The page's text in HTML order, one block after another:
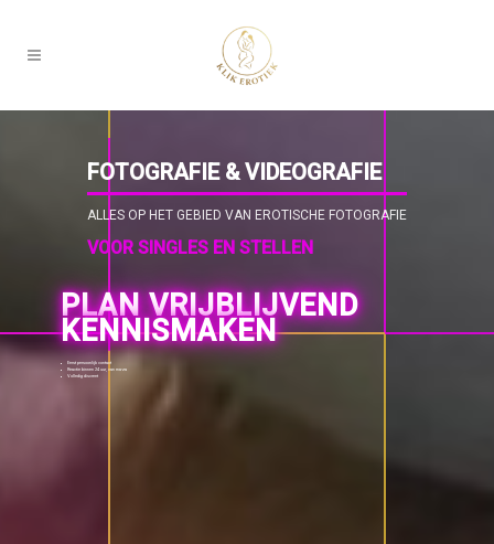
PLAN VRIJBLIJVEND
KENNISMAKEN
Eerst persoonlijk contact
Reactie binnen 24 uur, van ma-za
Volledig discreet
FOTOGRAFIE & VIDEOGRAFIE
ALLES OP HET GEBIED VAN EROTISCHE FOTOGRAFIE
VOOR SINGLES EN STELLEN